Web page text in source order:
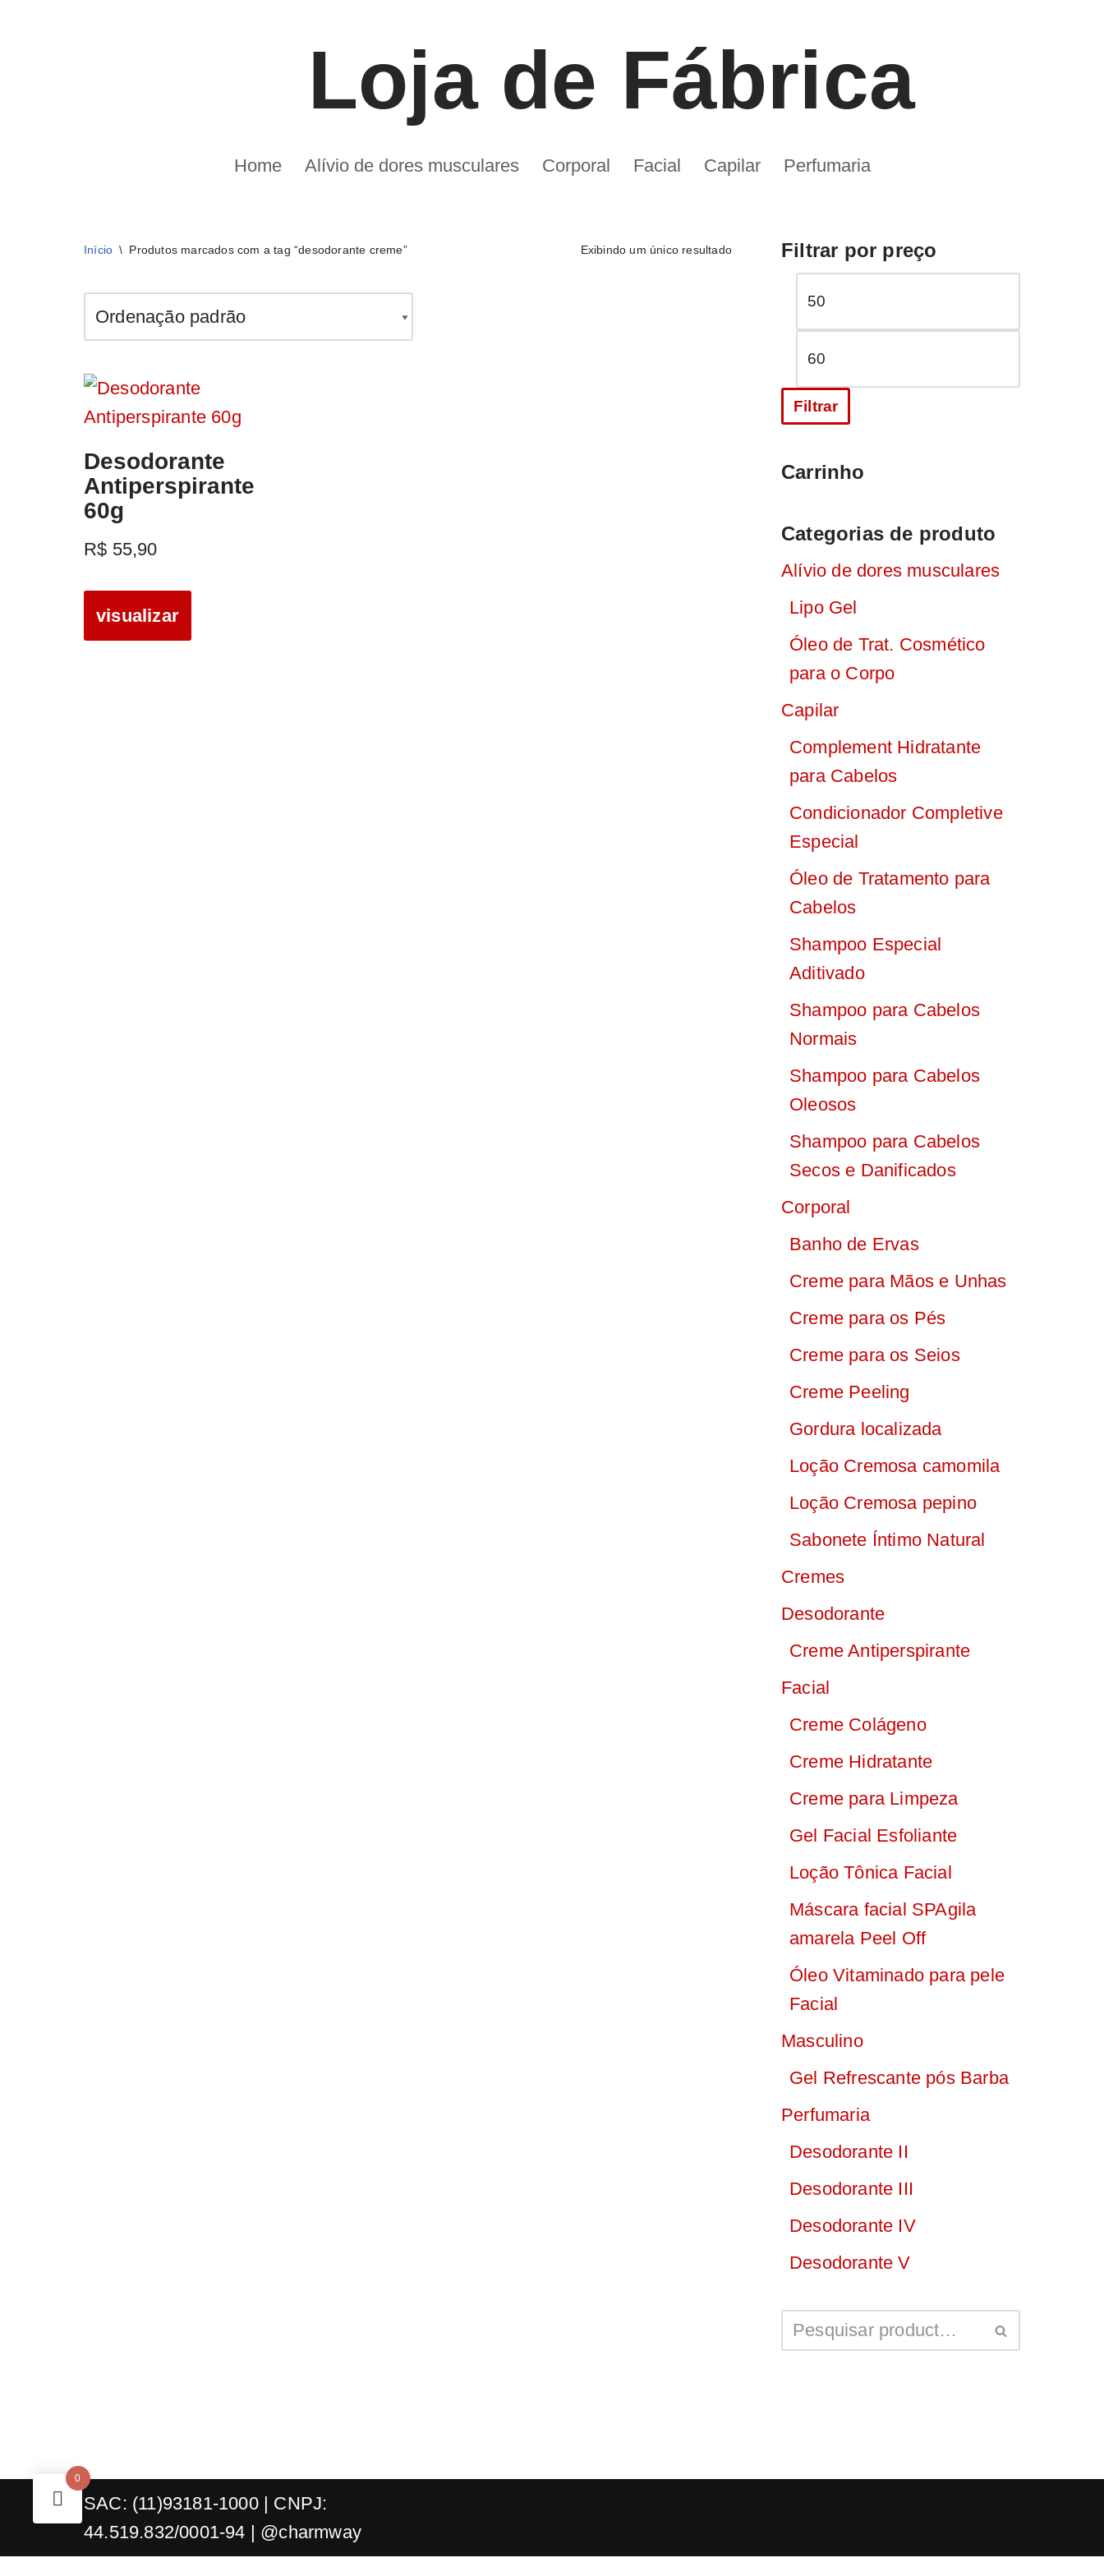
Loja de Fábrica
Home Alívio de dores musculares Corporal Facial Capilar Perfumaria
Início \ Produtos marcados com a tag “desodorante creme” Exibindo um único resultado
Desodorante
Antiperspirante
60g
R$ 55,90
visualizar
Filtrar por preço
Filtrar
Carrinho
Categorias de produto
Alívio de dores musculares
Lipo Gel
Óleo de Trat. Cosmético
para o Corpo
Capilar
Complement Hidratante
para Cabelos
Condicionador Completive
Especial
Óleo de Tratamento para
Cabelos
Shampoo Especial
Aditivado
Shampoo para Cabelos
Normais
Shampoo para Cabelos
Oleosos
Shampoo para Cabelos
Secos e Danificados
Corporal
Banho de Ervas
Creme para Mãos e Unhas
Creme para os Pés
Creme para os Seios
Creme Peeling
Gordura localizada
Loção Cremosa camomila
Loção Cremosa pepino
Sabonete Íntimo Natural
Cremes
Desodorante
Creme Antiperspirante
Facial
Creme Colágeno
Creme Hidratante
Creme para Limpeza
Gel Facial Esfoliante
Loção Tônica Facial
Máscara facial SPAgila
amarela Peel Off
Óleo Vitaminado para pele
Facial
Masculino
Gel Refrescante pós Barba
Perfumaria
Desodorante II
Desodorante III
Desodorante IV
Desodorante V
SAC: (11)93181-1000| CNPJ:
44.519.832/0001-94 | @charmway
0